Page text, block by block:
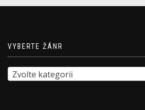
VYBERTE ŽÁNR
Zvolte kategorii